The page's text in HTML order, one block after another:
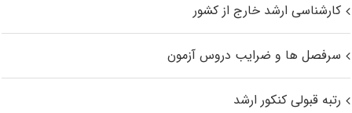
کارشناسی ارشد خارج از کشور
سرفصل ها و ضرایب دروس آزمون
رتبه قبولی کنکور ارشد